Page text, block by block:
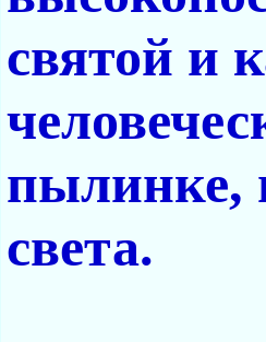
святой и
пылинке,
света.